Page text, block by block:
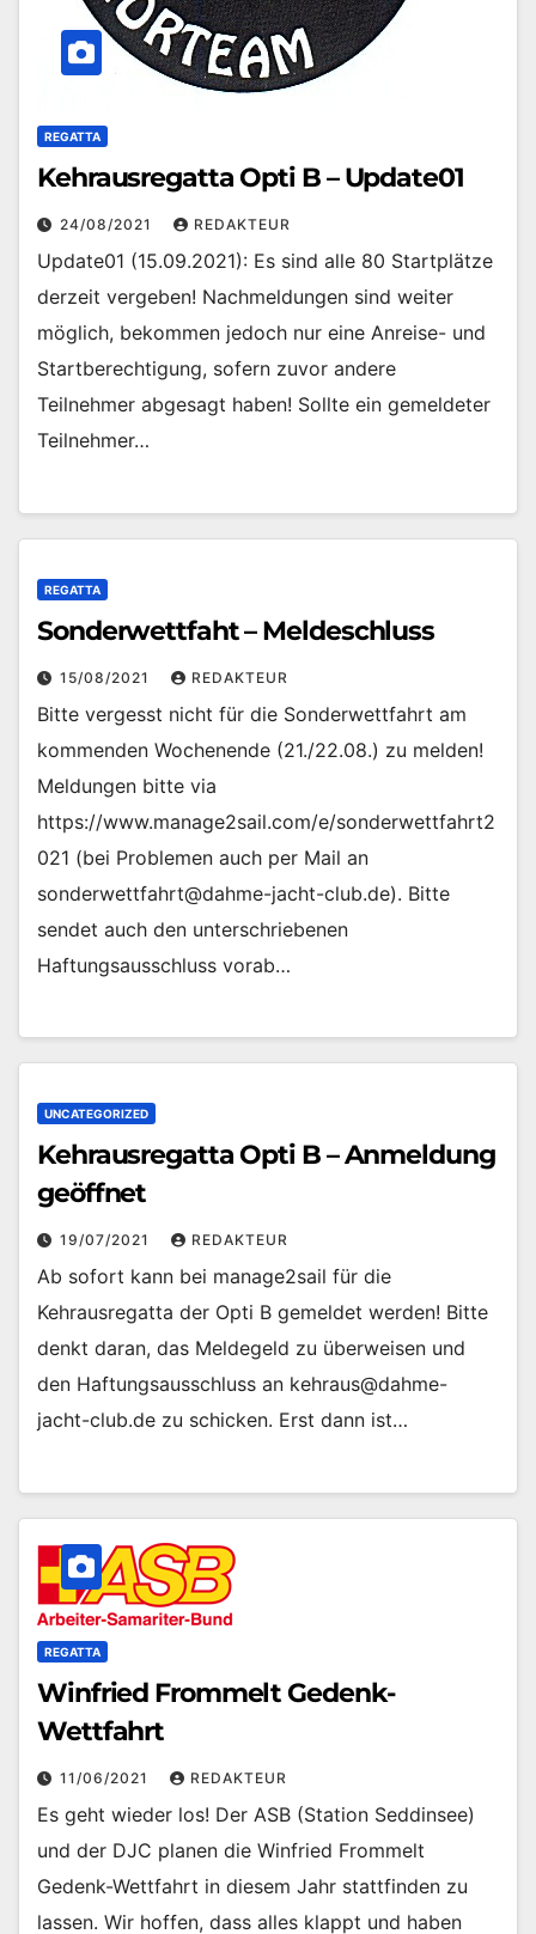
REGATTA
Kehrausregatta Opti B – Update01
24/08/2021 REDAKTEUR
Update01 (15.09.2021): Es sind alle 80 Startplätze
derzeit vergeben! Nachmeldungen sind weiter
möglich, bekommen jedoch nur eine Anreise- und
Startberechtigung, sofern zuvor andere
Teilnehmer abgesagt haben! Sollte ein gemeldeter
Teilnehmer…
REGATTA
Sonderwettfaht – Meldeschluss
15/08/2021 REDAKTEUR
Bitte vergesst nicht für die Sonderwettfahrt am
kommenden Wochenende (21./22.08.) zu melden!
Meldungen bitte via
https://www.manage2sail.com/e/sonderwettfahrt2
021 (bei Problemen auch per Mail an
sonderwettfahrt@dahme-jacht-club.de). Bitte
sendet auch den unterschriebenen
Haftungsausschluss vorab…
UNCATEGORIZED
Kehrausregatta Opti B – Anmeldung
geöffnet
19/07/2021 REDAKTEUR
Ab sofort kann bei manage2sail für die
Kehrausregatta der Opti B gemeldet werden! Bitte
denkt daran, das Meldegeld zu überweisen und
den Haftungsausschluss an kehraus@dahme-
jacht-club.de zu schicken. Erst dann ist…
REGATTA
Winfried Frommelt Gedenk-
Wettfahrt
11/06/2021 REDAKTEUR
Es geht wieder los! Der ASB (Station Seddinsee)
und der DJC planen die Winfried Frommelt
Gedenk-Wettfahrt in diesem Jahr stattfinden zu
lassen. Wir hoffen, dass alles klappt und haben